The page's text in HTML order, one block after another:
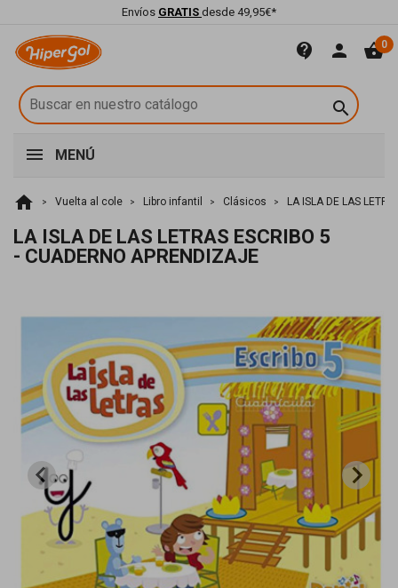
Envíos GRATIS desde 49,95€*
contact_support person shopping_basket0

MENÚ
home Vuelta al cole Libro infantil Clásicos LA ISLA DE LAS
LA ISLA DE LAS LETRAS ESCRIBO 5
- CUADERNO APRENDIZAJE